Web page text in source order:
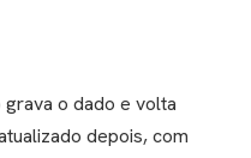
grava o dado e volta
depois, com